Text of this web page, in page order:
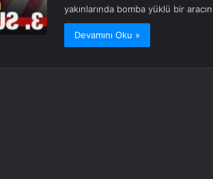
yakınlarında bomba yüklü bir
Devamını Oku »